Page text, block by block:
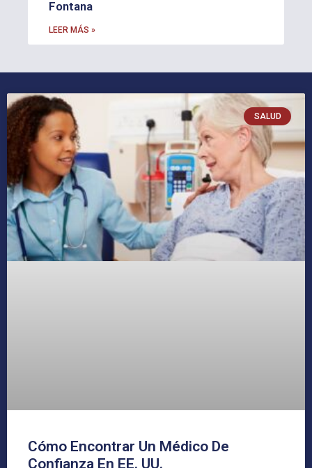
Fontana
LEER MÁS »
SALUD
Cómo Encontrar Un Médico De
Confianza En EE. UU.